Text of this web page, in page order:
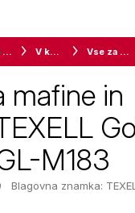
Vse za dom V kuhinji Vse za peko
mafine in
M183
Blagovna znamka: